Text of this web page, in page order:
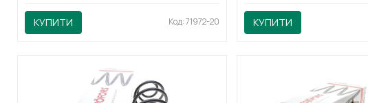
КУПИТИ Код: 71972-20 КУПИТИ